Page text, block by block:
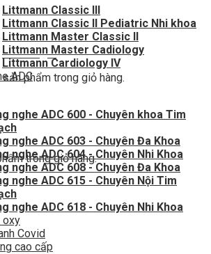
Giỏ hàng0
phẩm trong giỏ hàng.
trong giỏ hàng.
Littmann Classic III
Littmann Classic II Pediatric Nhi khoa
Littmann Master Classic II
Littmann Master Cadiology
Littmann Cardiology IV
ADC
nghe ADC 600 - Chuyên khoa Tim
nghe ADC 603 - Chuyên Đa Khoa
nghe ADC 604 - Chuyên Nhi Khoa
nghe ADC 608 - Chuyên Đa Khoa
nghe ADC 615 - Chuyên Nội Tim
nghe ADC 618 - Chuyên Nhi Khoa
oxy
Covid
cao cấp